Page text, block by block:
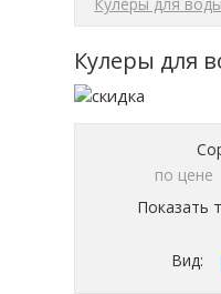
Кулеры для
по цене
Показать
Вид: